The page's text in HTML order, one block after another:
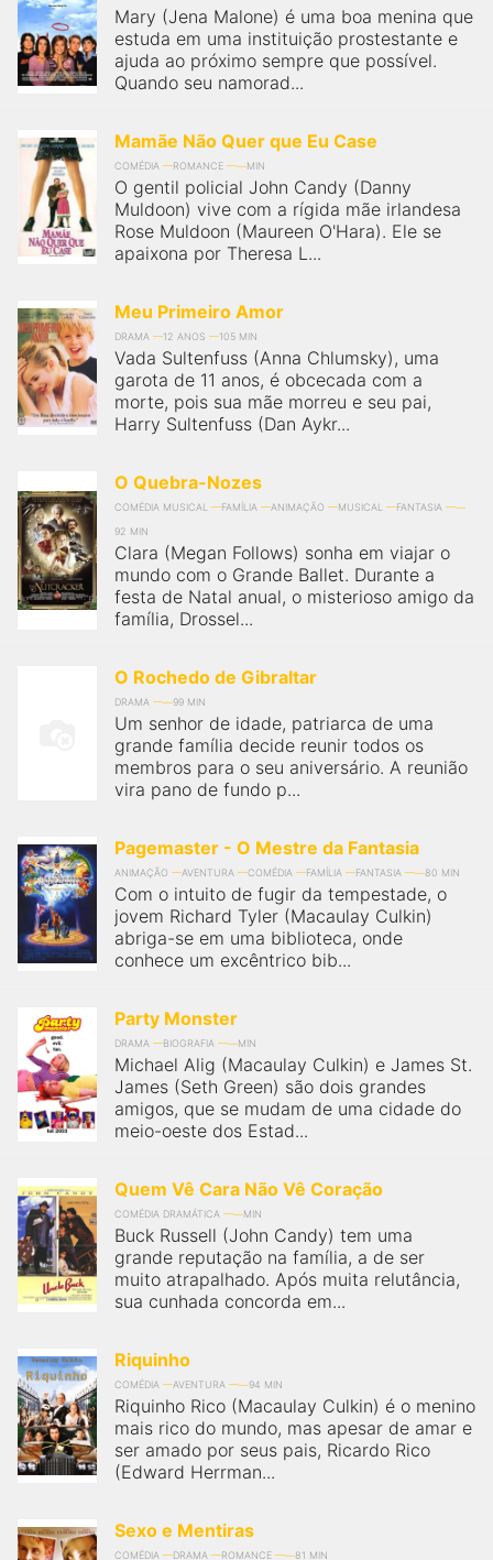
Mary (Jena Malone) é uma boa menina que
estuda em uma instituição prostestante e
ajuda ao próximo sempre que possível.
Quando seu namorad...
Mamãe Não Quer que Eu Case
COMÉDIA ROMANCE MIN
O gentil policial John Candy (Danny
Muldoon) vive com a rígida mãe irlandesa
Rose Muldoon (Maureen O'Hara). Ele se
apaixona por Theresa L...
Meu Primeiro Amor
DRAMA 12 ANOS 105 MIN
Vada Sultenfuss (Anna Chlumsky), uma
garota de 11 anos, é obcecada com a
morte, pois sua mãe morreu e seu pai,
Harry Sultenfuss (Dan Aykr...
O Quebra-Nozes
COMÉDIA MUSICAL FAMÍLIA ANIMAÇÃO MUSICAL
FANTASIA
92 MIN
Clara (Megan Follows) sonha em viajar o
mundo com o Grande Ballet. Durante a
festa de Natal anual, o misterioso amigo da
família, Drossel...
O Rochedo de Gibraltar
DRAMA 99 MIN
Um senhor de idade, patriarca de uma
grande família decide reunir todos os
membros para o seu aniversário. A reunião
vira pano de fundo p...
Pagemaster - O Mestre da Fantasia
ANIMAÇÃO AVENTURA COMÉDIA FAMÍLIA FANTASIA 80 MIN
Com o intuito de fugir da tempestade, o
jovem Richard Tyler (Macaulay Culkin)
abriga-se em uma biblioteca, onde
conhece um excêntrico bib...
Party Monster
DRAMA BIOGRAFIA MIN
Michael Alig (Macaulay Culkin) e James St.
James (Seth Green) são dois grandes
amigos, que se mudam de uma cidade do
meio-oeste dos Estad...
Quem Vê Cara Não Vê Coração
COMÉDIA DRAMÁTICA MIN
Buck Russell (John Candy) tem uma
grande reputação na família, a de ser
muito atrapalhado. Após muita relutância,
sua cunhada concorda em...
Riquinho
COMÉDIA AVENTURA 94 MIN
Riquinho Rico (Macaulay Culkin) é o menino
mais rico do mundo, mas apesar de amar e
ser amado por seus pais, Ricardo Rico
(Edward Herrman...
Sexo e Mentiras
COMÉDIA DRAMA ROMANCE 81 MIN